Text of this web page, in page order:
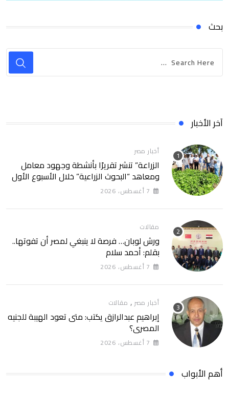
بحث
آخر الأخبار
أخبار مصر
الزراعة” تنشر تقريرًا بأنشطة وجهود معامل
ومعاهد “البحوث الزراعية” خلال الأسبوع الأول
من أغسطس 2026
7 أغسطس، 2026
مقالات
ورش لوبان… فرصة لا ينبغي لمصر أن تفوتها..
بقلم: أحمد سلام
7 أغسطس، 2026
أخبار مصر, مقالات
إبراهيم عبدالرازق يكتب: متى تعود الهيبة للجنيه
المصري؟
7 أغسطس، 2026
أهم الأبواب